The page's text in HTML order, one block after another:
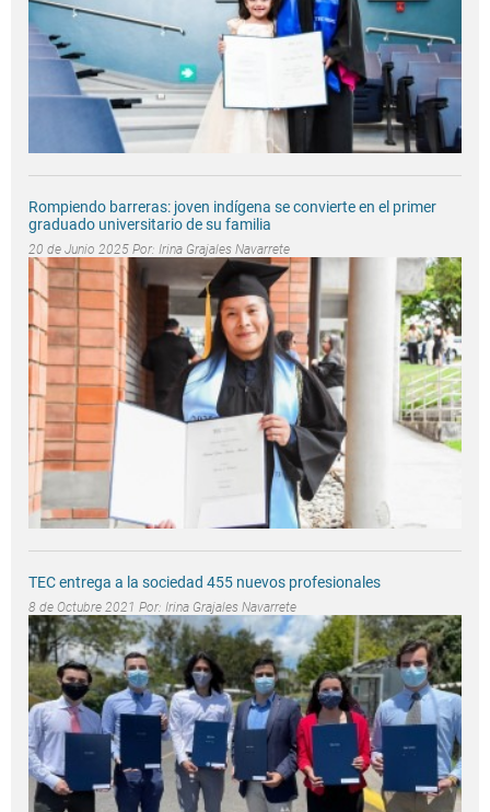
Rompiendo barreras: joven indígena se convierte en el primer
graduado universitario de su familia
20 de Junio 2025 Por: Irina Grajales Navarrete
TEC entrega a la sociedad 455 nuevos profesionales
8 de Octubre 2021 Por: Irina Grajales Navarrete